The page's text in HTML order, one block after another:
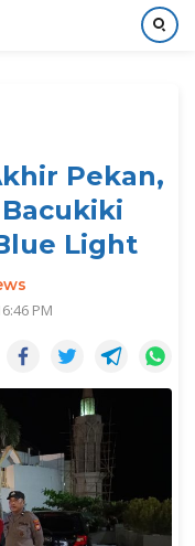
Pekan,
Light
PM